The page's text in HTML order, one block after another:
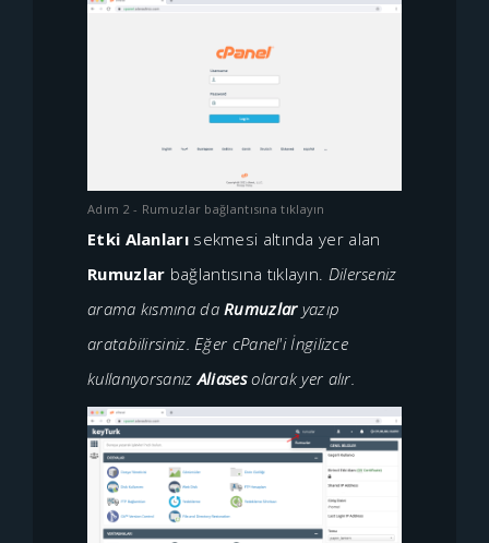
Adım 2 - Rumuzlar bağlantısına tıklayın
Etki Alanları sekmesi altında yer alan
Rumuzlar bağlantısına tıklayın. Dilerseniz
arama kısmına daRumuzlar yazıp
aratabilirsiniz. Eğer cPanel'i İngilizce
kullanıyorsanızAliasesolarak yer alır.